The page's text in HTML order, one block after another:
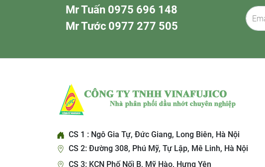
Mr Tuấn 0975 696 148
Mr Tước 0977 277 505
CS 1 : Ngô Gia Tự, Đức Giang, Long Biên, Hà Nội
CS 2: Đường 308, Phú Mỹ, Tự Lập, Mê Linh, Hà Nội
CS 3: KCN Phố Nối B, Mỹ Hào, Hưng Yên